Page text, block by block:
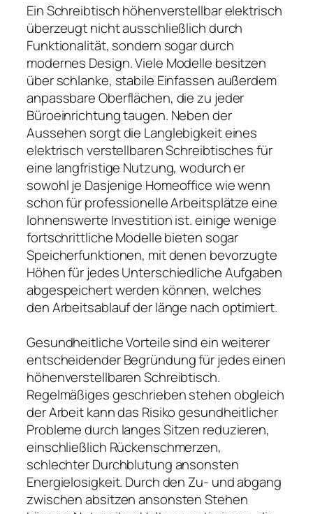
Ein Schreibtisch höhenverstellbar elektrisch
überzeugt nicht ausschließlich durch
Funktionalität, sondern sogar durch
modernes Design. Viele Modelle besitzen
über schlanke, stabile Einfassen außerdem
anpassbare Oberflächen, die zu jeder
Büroeinrichtung taugen. Neben der
Aussehen sorgt die Langlebigkeit eines
elektrisch verstellbaren Schreibtisches für
eine langfristige Nutzung, wodurch er
sowohl je Dasjenige Homeoffice wie wenn
schon für professionelle Arbeitsplätze eine
lohnenswerte Investition ist. einige wenige
fortschrittliche Modelle bieten sogar
Speicherfunktionen, mit denen bevorzugte
Höhen für jedes Unterschiedliche Aufgaben
abgespeichert werden können, welches
den Arbeitsablauf der länge nach optimiert.
Gesundheitliche Vorteile sind ein weiterer
entscheidender Begründung für jedes einen
höhenverstellbaren Schreibtisch.
Regelmäßiges geschrieben stehen obgleich
der Arbeit kann das Risiko gesundheitlicher
Probleme durch langes Sitzen reduzieren,
einschließlich Rückenschmerzen,
schlechter Durchblutung ansonsten
Energielosigkeit. Durch den Zu- und abgang
zwischen absitzen ansonsten Stehen